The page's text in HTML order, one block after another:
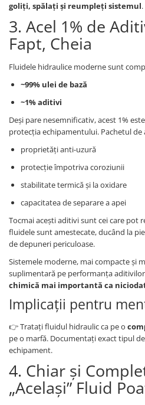
goliți, spălați și reumpleți sistemul.
3. Acel 1% de
Fapt, Cheia
Fluidele hidraulice moderne sunt
~99% ulei de bază
~1% aditivi
Deși pare nesemnificativ, acest 1% este
protecția echipamentului. Pachetul de
proprietăți anti-uzură
protecție împotriva coroziunii
stabilitate termică și la oxidare
capacitatea de separare a apei
Tocmai acești aditivi sunt cei care pot
fluidele sunt amestecate, ducând la
de depuneri periculoase.
Sistemele moderne, mai compacte și
suplimentară pe performanța
chimică mai importantă ca
Implicații pentru
👉 Tratați fluidul hidraulic ca pe o
pe o marfă. Documentați exact tipul
echipament.
4. Chiar și
„Același” Fluid